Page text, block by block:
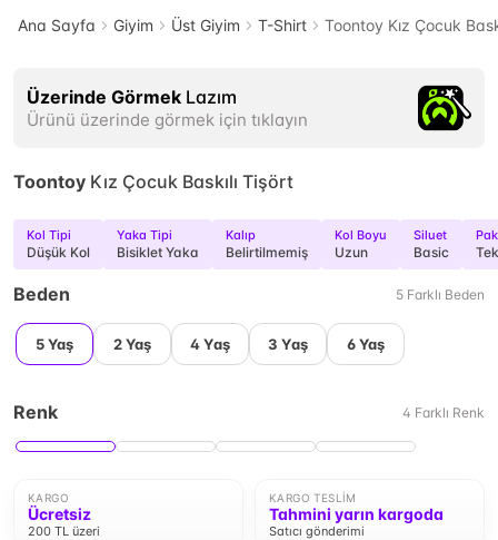
Ana Sayfa Giyim Üst Giyim T-Shirt Toontoy Kız Çocuk
Üzerinde Görmek Lazım
Ürünü üzerinde görmek için tıklayın
Toontoy Kız Çocuk Baskılı Tişört
Kol Tipi
Düşük Kol
Yaka Tipi
Bisiklet Yaka
Kalıp
Belirtilmemiş
Kol Boyu
Uzun
Siluet
Basic
Beden 5 Farklı Beden
5 Yaş 2 Yaş 4 Yaş 3 Yaş 6 Yaş
Renk 4 Farklı Renk
KARGO
Ücretsiz
200 TL üzeri
KARGO TESLIM
Tahmini yarın kargoda
Satıcı gönderimi